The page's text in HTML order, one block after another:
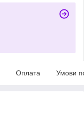
Оплата Умови